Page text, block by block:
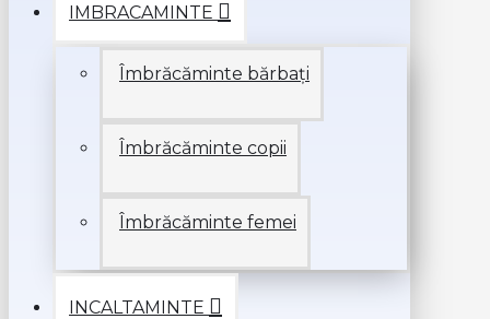
IMBRACAMINTE
Îmbrăcăminte bărbați
Îmbrăcăminte copii
Îmbrăcăminte femei
INCALTAMINTE